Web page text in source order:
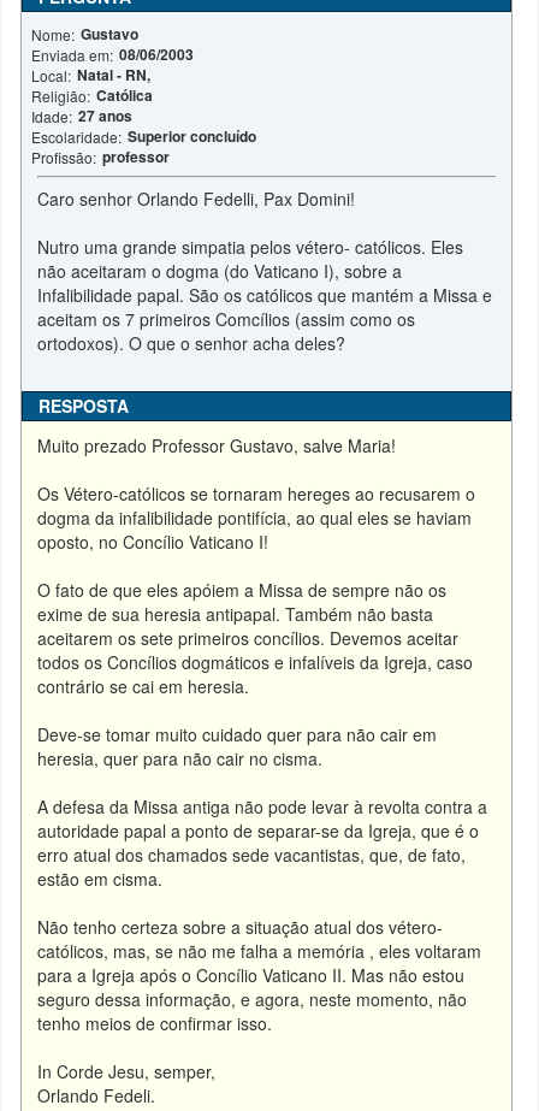
Nome: Gustavo
Enviada em: 08/06/2003
Local: Natal - RN,
Religião: Católica
Idade: 27 anos
Escolaridade: Superior concluído
Profissão: professor
Caro senhor Orlando Fedelli, Pax Domini!
Nutro uma grande simpatia pelos vétero- católicos. Eles
não aceitaram o dogma (do Vaticano I), sobre a
Infalibilidade papal. São os católicos que mantém a Missa e
aceitam os 7 primeiros Comcílios (assim como os
ortodoxos). O que o senhor acha deles?
RESPOSTA
Muito prezado Professor Gustavo, salve Maria!
Os Vétero-católicos se tornaram hereges ao recusarem o
dogma da infalibilidade pontifícia, ao qual eles se haviam
oposto, no Concílio Vaticano I!
O fato de que eles apóiem a Missa de sempre não os
exime de sua heresia antipapal. Também não basta
aceitarem os sete primeiros concílios. Devemos aceitar
todos os Concílios dogmáticos e infalíveis da Igreja, caso
contrário se cai em heresia.
Deve-se tomar muito cuidado quer para não cair em
heresia, quer para não cair no cisma.
A defesa da Missa antiga não pode levar à revolta contra a
autoridade papal a ponto de separar-se da Igreja, que é o
erro atual dos chamados sede vacantistas, que, de fato,
estão em cisma.
Não tenho certeza sobre a situação atual dos vétero-
católicos, mas, se não me falha a memória , eles voltaram
para a Igreja após o Concílio Vaticano II. Mas não estou
seguro dessa informação, e agora, neste momento, não
tenho meios de confirmar isso.
In Corde Jesu, semper,
Orlando Fedeli.